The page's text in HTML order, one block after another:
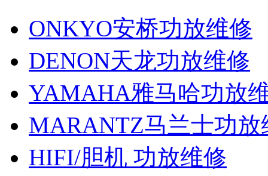
ONKYO安桥功放维修
DENON天龙功放维修
YAMAHA雅马哈功放
MARANTZ马兰士功放
HIFI/胆机 功放维修